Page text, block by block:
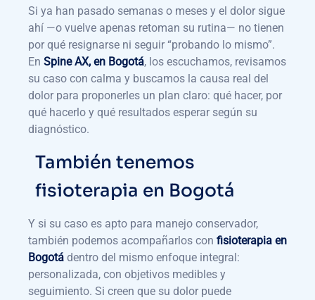
Si ya han pasado semanas o meses y el dolor sigue
ahí —o vuelve apenas retoman su rutina— no tienen
por qué resignarse ni seguir “probando lo mismo”.
En Spine AX, en Bogotá, los escuchamos, revisamos
su caso con calma y buscamos la causa real del
dolor para proponerles un plan claro: qué hacer, por
qué hacerlo y qué resultados esperar según su
diagnóstico.
También tenemos
fisioterapia en Bogotá
Y si su caso es apto para manejo conservador,
también podemos acompañarlos con fisioterapia en
Bogotá dentro del mismo enfoque integral:
personalizada, con objetivos medibles y
seguimiento. Si creen que su dolor puede